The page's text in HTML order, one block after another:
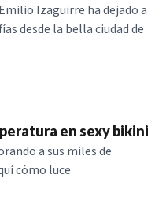
Izaguirre ha dejado a
desde la bella ciudad de
en sexy bikini
a sus miles de
cómo luce